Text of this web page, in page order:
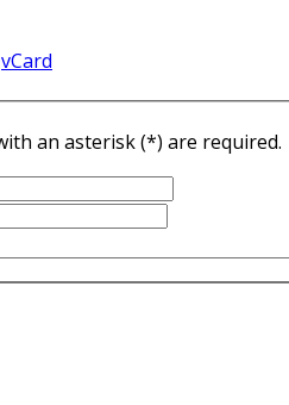
vCard
an asterisk (*) are required.